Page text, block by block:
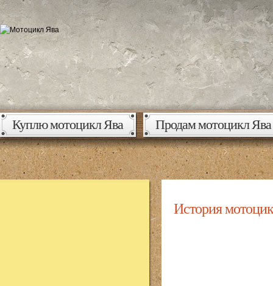
Куплю мотоцикл Ява Продам мотоцикл Ява
История